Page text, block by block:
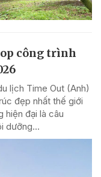
công trình
lịch Time Out (Anh)
đẹp nhất thế giới
hiện đại là câu
dưỡng...